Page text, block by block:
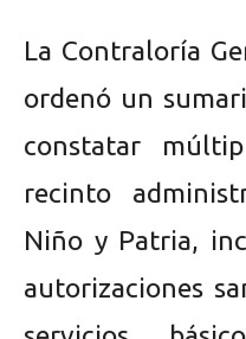
La Contraloría
ordenó un
constatar
recinto
Niño y Patria,
autorizaciones